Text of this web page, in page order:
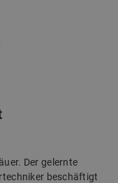
Der gelernte
beschäftigt